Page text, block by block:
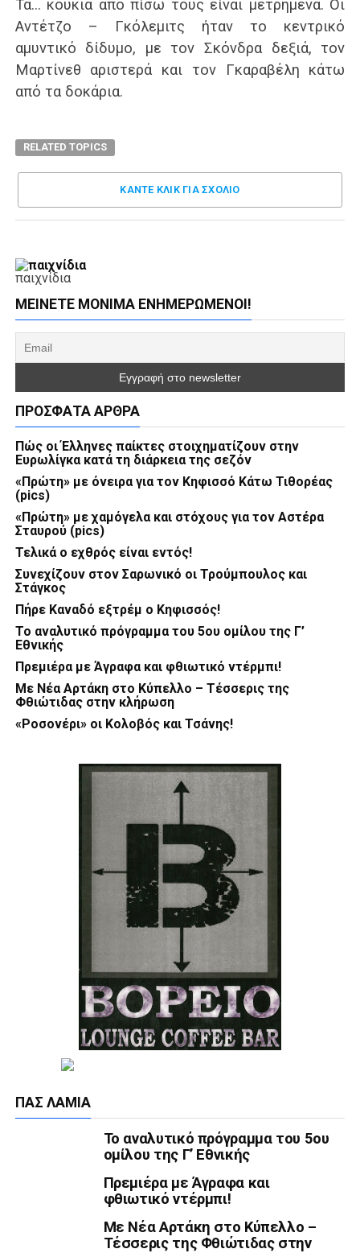
Τα… κουκιά από πίσω τους είναι μετρημένα. Οι
Αντέτζο – Γκόλεμιτς ήταν το κεντρικό
αμυντικό δίδυμο, με τον Σκόνδρα δεξιά, τον
Μαρτίνεθ αριστερά και τον Γκαραβέλη κάτω
από τα δοκάρια.
RELATED TOPICS
ΚΑΝΤΕ ΚΛΊΚ ΓΙΑ ΣΧΌΛΙΟ
παιχνίδια
ΜΕΊΝΕΤΕ ΜΌΝΙΜΑ ΕΝΗΜΕΡΏΜΕΝΟΙ!
ΠΡΌΣΦΑΤΑ ΆΡΘΡΑ
Πώς οι Έλληνες παίκτες στοιχηματίζουν στην
Ευρωλίγκα κατά τη διάρκεια της σεζόν
«Πρώτη» με όνειρα για τον Κηφισσό Κάτω Τιθορέας
(pics)
«Πρώτη» με χαμόγελα και στόχους για τον Αστέρα
Σταυρού (pics)
Τελικά ο εχθρός είναι εντός!
Συνεχίζουν στον Σαρωνικό οι Τρούμπουλος και
Στάγκος
Πήρε Καναδό εξτρέμ ο Κηφισσός!
Το αναλυτικό πρόγραμμα του 5ου ομίλου της Γ’
Εθνικής
Πρεμιέρα με Άγραφα και φθιωτικό ντέρμπι!
Με Νέα Αρτάκη στο Κύπελλο – Τέσσερις της
Φθιώτιδας στην κλήρωση
«Ροσονέρι» οι Κολοβός και Τσάνης!
ΠΑΣ ΛΑΜΊΑ
Το αναλυτικό πρόγραμμα του 5ου
ομίλου της Γ’ Εθνικής
Πρεμιέρα με Άγραφα και
φθιωτικό ντέρμπι!
Με Νέα Αρτάκη στο Κύπελλο –
Τέσσερις της Φθιώτιδας στην